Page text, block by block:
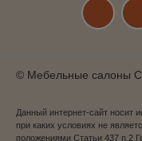
© Мебельные салоны
Данный интернет-сайт носит
при каких условиях не
положениями Статьи 437 п.2